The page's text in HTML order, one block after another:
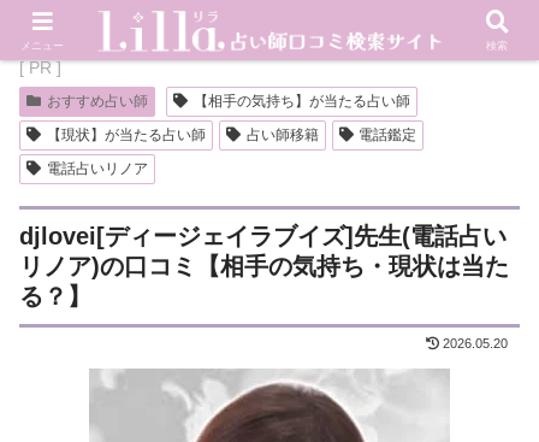
[ PR ]
おすすめ占い師
【相手の気持ち】が当たる占い師
【現状】が当たる占い師
占い師移籍
電話鑑定
電話占いリノア
djlovei[ディージェイラブイズ]先生(電話占い
リノア)の口コミ【相手の気持ち・現状は当た
る？】
2026.05.20
メニュー 検索